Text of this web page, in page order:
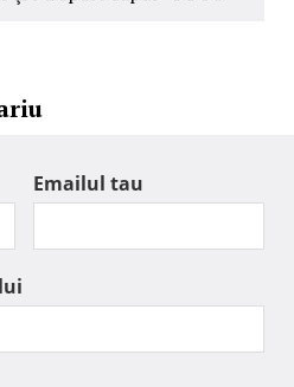
Emailul tau